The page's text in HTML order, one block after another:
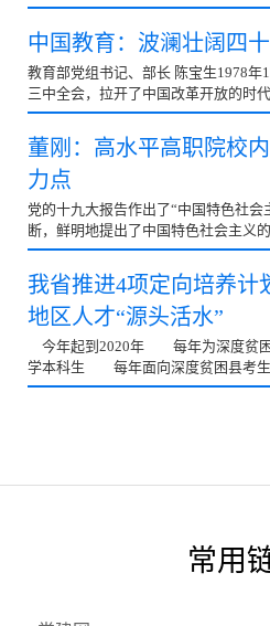
处长杨林、学生处处长任亚朗、财务
中国教育：波澜壮阔四
教育部党组书记、部长 陈宝生1978年
三中全会，拉开了中国改革开放的时
结带领全国各族人民披荆斩棘、砥砺
董刚：高水平高职院校
力点
党的十九大报告作出了“中国特色社会
断，鲜明地提出了中国特色社会主义
信、理论自信、制度自信和文化自信
我省推进4项定向培养计
地区人才“源头活水”
今年起到2020年 每年为深度贫困
学本科生 每年面向深度贫困县考生
科）学生 每年将从深度贫困县选送
常用